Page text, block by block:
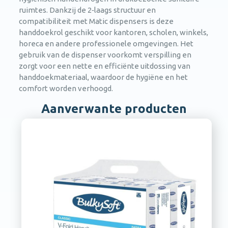
ruimtes. Dankzij de 2‑laags structuur en
compatibiliteit met Matic dispensers is deze
handdoekrol geschikt voor kantoren, scholen, winkels,
horeca en andere professionele omgevingen. Het
gebruik van de dispenser voorkomt verspilling en
zorgt voor een nette en efficiënte uitdossing van
handdoekmateriaal, waardoor de hygiëne en het
comfort worden verhoogd.
Aanverwante producten